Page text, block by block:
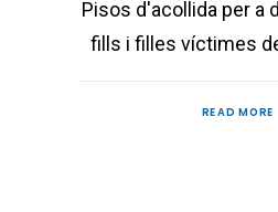
Pisos d'acollida per a
fills i filles víctimes
READ MORE